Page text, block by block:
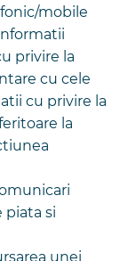
mobile
privire la
cu cele
cu privire la
la
piata si
unei